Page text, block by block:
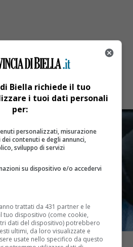
"piazza
Biella richiede il tuo
i tuoi dati personali
per:
personalizzati, misurazione
contenuti e degli annunci,
sviluppo di servizi
su dispositivo e/o accedervi
trattati da 431 partner e le
tuo dispositivo (come cookie,
dati del dispositivo) potrebbero
ultimi, da loro visualizzate e
usate nello specifico da questo